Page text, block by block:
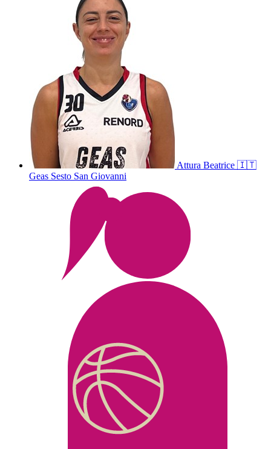
Attura Beatrice 🇮🇹
Geas Sesto San Giovanni